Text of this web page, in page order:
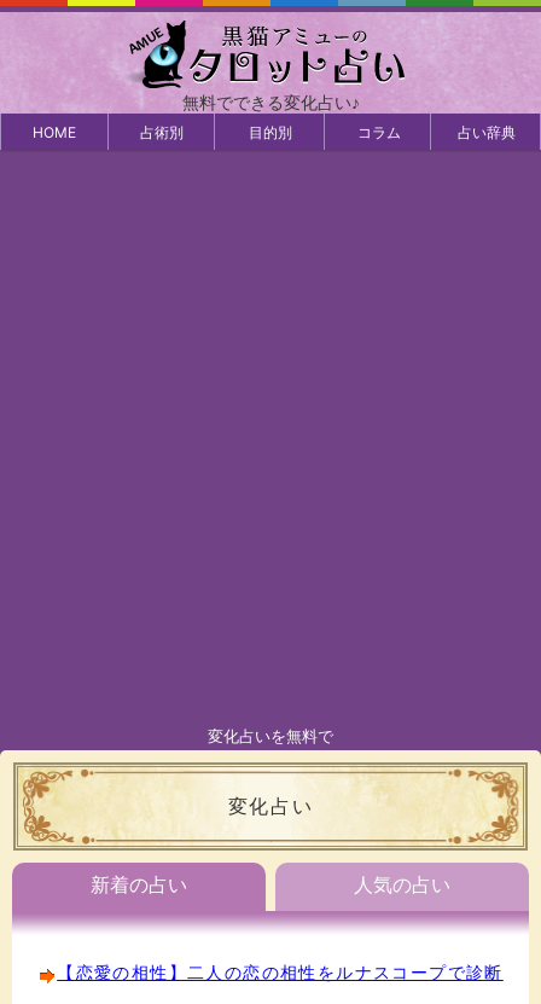
無料でできる変化占い♪
HOME 占術別 目的別 コラム 占い辞典
変化占いを無料で
変化占い
新着の占い 人気の占い
【恋愛の相性】二人の恋の相性をルナスコープで診断